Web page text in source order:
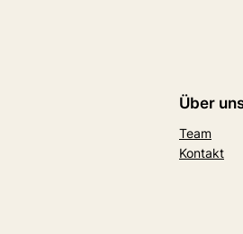
Über
Team
Kontakt